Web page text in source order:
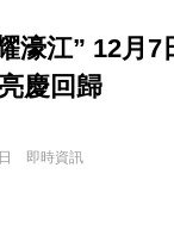
濠江” 12月
慶回歸
即時資訊